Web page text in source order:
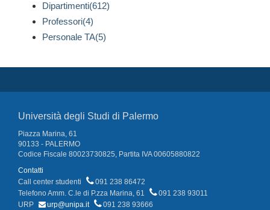
Dipartimenti(612)
Professori(4)
Personale TA(5)
Università degli Studi di Palermo
Piazza Marina, 61
90133 - PALERMO
Codice Fiscale 80023730825, Partita IVA 00605880822
Contatti
Call center studenti
091 238 86472
Telefono Amm. C.le di P.zza Marina, 61
091 238 93011
URP
urp@unipa.it
091 238 93666